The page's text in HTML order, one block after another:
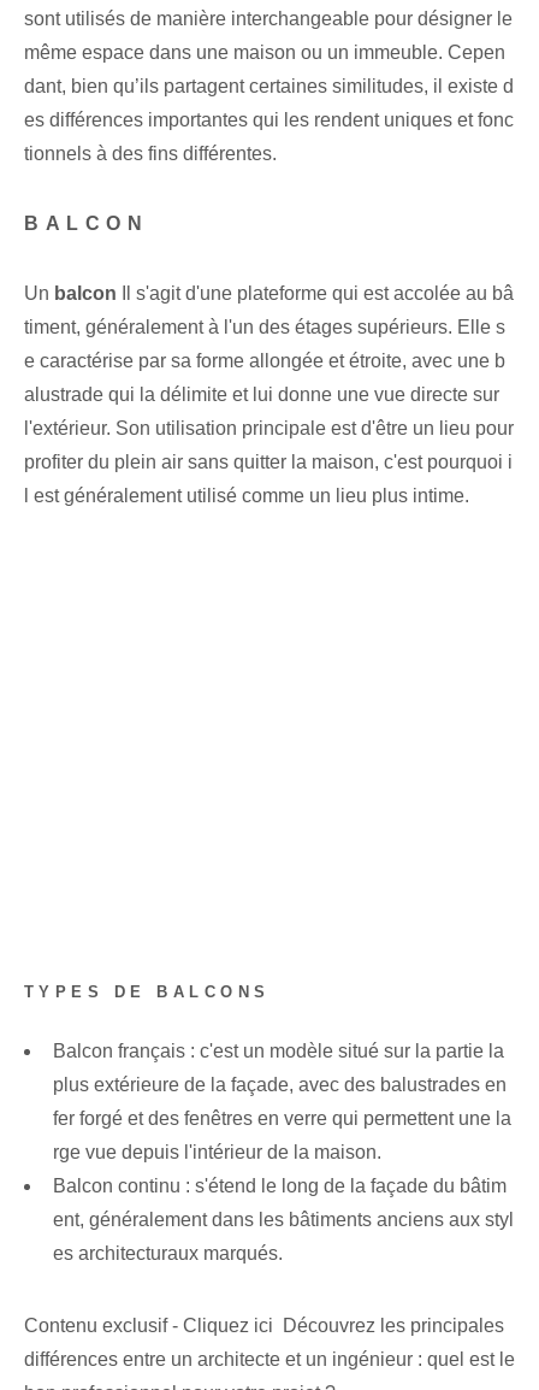
sont utilisés de manière interchangeable pour désigner le
même espace dans une maison ou un immeuble. Cepen
dant, bien qu’ils partagent certaines similitudes, il existe d
es différences importantes qui les rendent uniques et fonc
tionnels à des fins différentes.
BALCON
Un balcon Il s'agit d'une plateforme qui est accolée au bâ
timent, généralement à l'un des étages supérieurs. Elle s
e caractérise par sa forme allongée et étroite, avec une b
alustrade qui la délimite et lui donne une vue directe sur
l'extérieur. Son utilisation principale est d'être un lieu pour
profiter du plein air sans quitter la maison, c'est pourquoi i
l est généralement utilisé comme un lieu plus intime.
TYPES DE BALCONS
Balcon français : c'est un modèle situé sur la partie la
plus extérieure de la façade, avec des balustrades en
fer forgé et des fenêtres en verre qui permettent une la
rge vue depuis l'intérieur de la maison.
Balcon continu : s'étend le long de la façade du bâtim
ent, généralement dans les bâtiments anciens aux styl
es architecturaux marqués.
Contenu exclusif - Cliquez ici Découvrez les principales
différences entre un architecte et un ingénieur : quel est le